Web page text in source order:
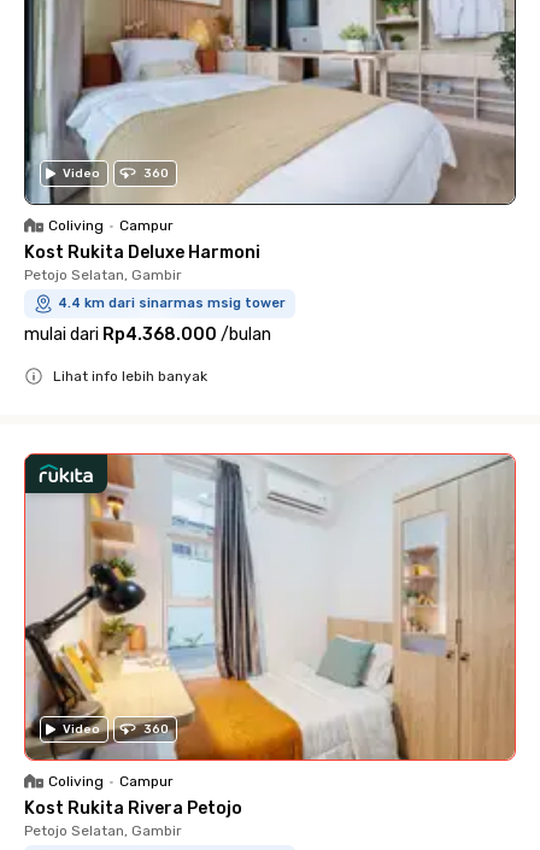
Video 360
Coliving • Campur
Kost Rukita Deluxe Harmoni
Petojo Selatan, Gambir
4.4 km dari sinarmas msig tower
mulai dari Rp4.368.000 /bulan
Lihat info lebih banyak
Video 360
Coliving • Campur
Kost Rukita Rivera Petojo
Petojo Selatan, Gambir